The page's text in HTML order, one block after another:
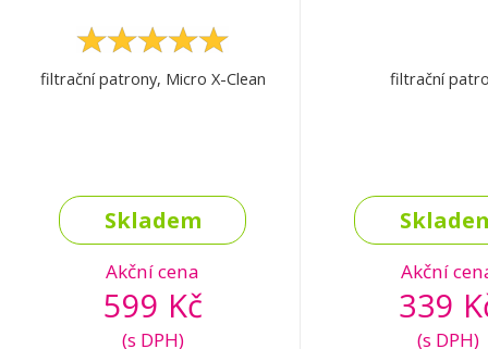
filtrační patrony, Micro X-Clean
Skladem
Akční cena
599 Kč
(s DPH)
filtrační
Akční
339
(s DPH)